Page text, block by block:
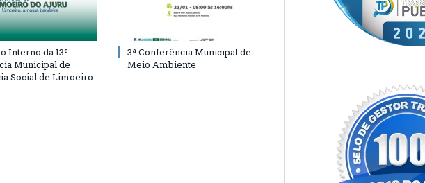
Interno da 13ª
Municipal de
Social de Limoeiro
3ª Conferência Municipal de
Meio Ambiente